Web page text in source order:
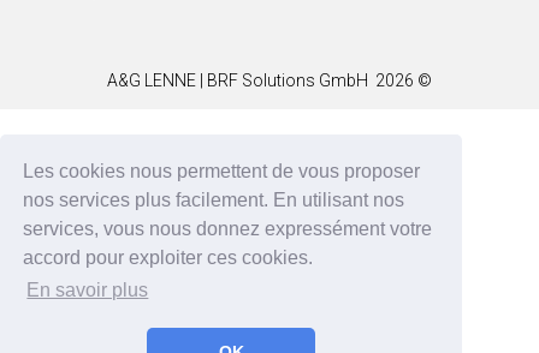
Les cookies nous permettent de vous proposer
nos services plus facilement. En utilisant nos
services, vous nous donnez expressément votre
accord pour exploiter ces cookies.
En savoir plus
A&G LENNE | BRF Solutions GmbH 2026 ©